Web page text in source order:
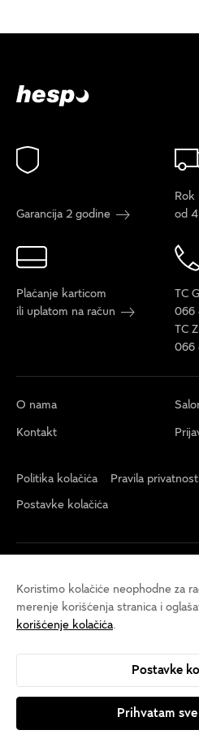
Koristimo kolačiće neophodne za
merenje korišćenja stranica i
korišćenje kolačića.
Postavke
Prihvatam
Garancija 2 godine
Rok
od
Plaćanje karticom
ili uplatom na račun
TC
066
TC
066
O nama
Kontakt
Politika kolačića Pravila
Postavke kolačića